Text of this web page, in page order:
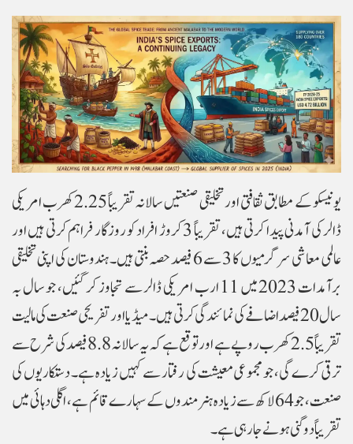
یونیسکو کے مطابق ثقافتی اور تخلیقی صنعتیں سالانہ تقریباً 2.25 کھرب امریکی
ڈالر کی آمدنی پیدا کرتی ہیں، تقریباً 3 کروڑ افراد کو روزگار فراہم کرتی ہیں اور
عالمی معاشی سرگرمیوں کا 3 سے 6 فیصد حصہ بنتی ہیں۔ ہندوستان کی اپنی تخلیقی
برآمدات 2023 میں 11 ارب امریکی ڈالر سے تجاوز کر گئیں، جو سال بہ
سال 20 فیصد اضافے کی نمائندگی کرتی ہیں۔ میڈیا اور تفریحی صنعت کی مالیت
تقریباً 2.5 کھرب روپے ہے اور توقع ہے کہ یہ سالانہ 8.8 فیصد کی شرح سے
ترقی کرے گی، جو مجموعی معیشت کی رفتار سے کہیں زیادہ ہے۔ دستکاریوں کی
صنعت، جو 64 لاکھ سے زیادہ ہنرمندوں کے سہارے قائم ہے، اگلی دہائی میں
تقریباً دوگنی ہونے جا رہی ہے۔